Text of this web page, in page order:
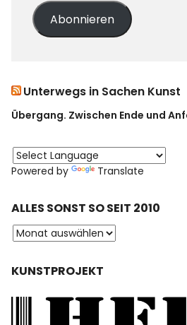
Abonnieren
Unterwegs in Sachen Kunst
Übergang. Zwischen Ende und
Powered by Translate
ALLES SONST SO SEIT 2010
KUNSTPROJEKT